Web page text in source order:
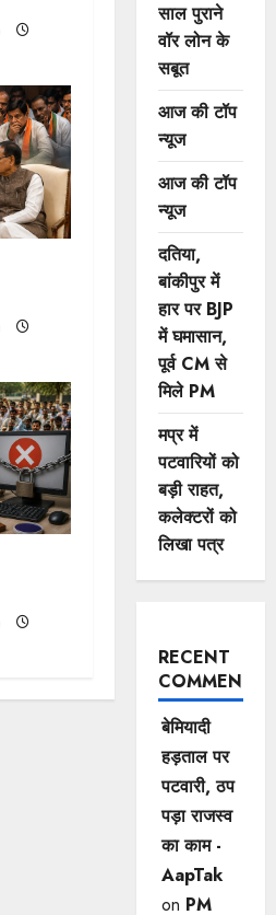
साल पुराने
वॉर लोन के
सबूत
आज की टॉप
न्यूज
आज की टॉप
न्यूज
दतिया,
बांकीपुर में
हार पर BJP
में घमासान,
पूर्व CM से
मिले PM
मप्र में
पटवारियों को
बड़ी राहत,
कलेक्टरों को
लिखा पत्र
RECENT
COMMENTS
बेमियादी
हड़ताल पर
पटवारी, ठप
पड़ा राजस्व
का काम -
AapTak
on PM